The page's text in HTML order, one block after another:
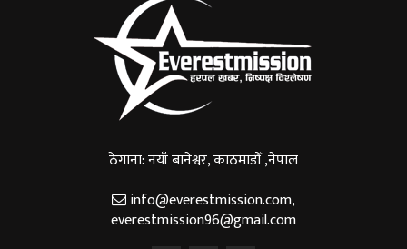
ठेगाना: नयाँ बानेश्वर, काठमाडौँ ,नेपाल
info@everestmission.com,
everestmission96@gmail.com